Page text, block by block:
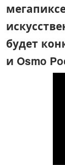
будет
и Osmo